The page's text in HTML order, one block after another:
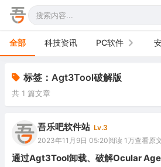
全部 科技资讯 PC软件
办公软件
网络软件
图形图像
手机软件
电视软件
车机软件
标签：Agt3Tool破解版
共 1 篇文章
吾乐吧软件站 Lv.3
2023年11月9日 05:20阅读 1万查看原
通过Agt3Tool卸载、破解Ocular